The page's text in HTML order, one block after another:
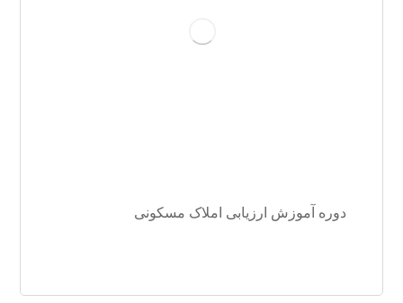
دوره آموزش ارزیابی املاک مسکونی